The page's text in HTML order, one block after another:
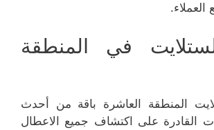
في المنطقة
المنطقة العاشرة باقة من أحدث
القادرة على اكتشاف جميع الاعطال